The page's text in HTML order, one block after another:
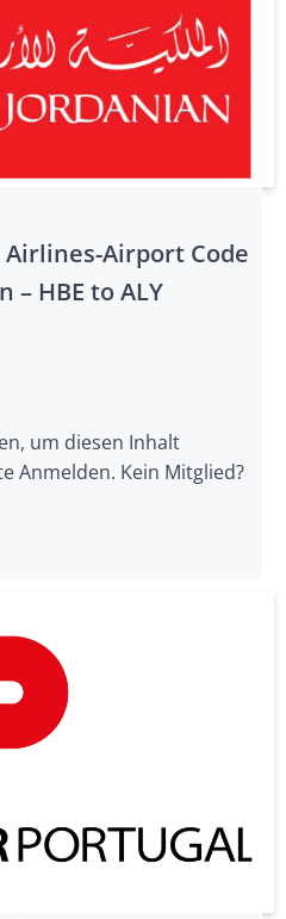
Airlines-Airport Code
HBE to ALY
um diesen Inhalt
Anmelden. Kein Mitglied?